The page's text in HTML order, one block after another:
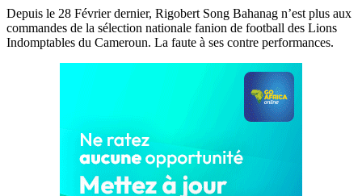
Depuis le 28 Février dernier, Rigobert Song Bahanag n’est plus aux
commandes de la sélection nationale fanion de football des Lions
Indomptables du Cameroun. La faute à ses contre performances.